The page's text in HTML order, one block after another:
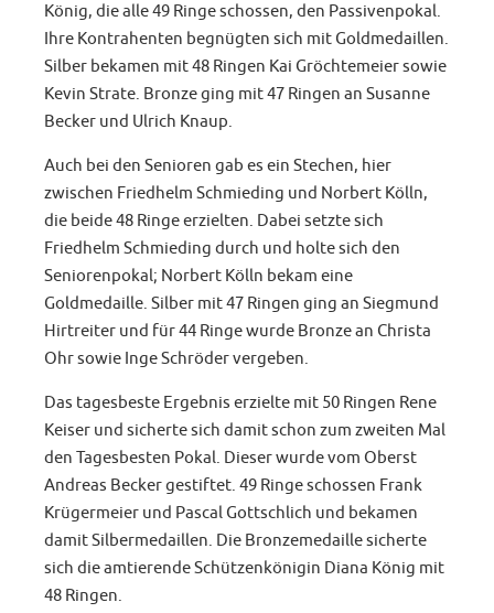
König, die alle 49 Ringe schossen, den Passivenpokal.
Ihre Kontrahenten begnügten sich mit Goldmedaillen.
Silber bekamen mit 48 Ringen Kai Gröchtemeier sowie
Kevin Strate. Bronze ging mit 47 Ringen an Susanne
Becker und Ulrich Knaup.
Auch bei den Senioren gab es ein Stechen, hier
zwischen Friedhelm Schmieding und Norbert Kölln,
die beide 48 Ringe erzielten. Dabei setzte sich
Friedhelm Schmieding durch und holte sich den
Seniorenpokal; Norbert Kölln bekam eine
Goldmedaille. Silber mit 47 Ringen ging an Siegmund
Hirtreiter und für 44 Ringe wurde Bronze an Christa
Ohr sowie Inge Schröder vergeben.
Das tagesbeste Ergebnis erzielte mit 50 Ringen Rene
Keiser und sicherte sich damit schon zum zweiten Mal
den Tagesbesten Pokal. Dieser wurde vom Oberst
Andreas Becker gestiftet. 49 Ringe schossen Frank
Krügermeier und Pascal Gottschlich und bekamen
damit Silbermedaillen. Die Bronzemedaille sicherte
sich die amtierende Schützenkönigin Diana König mit
48 Ringen.